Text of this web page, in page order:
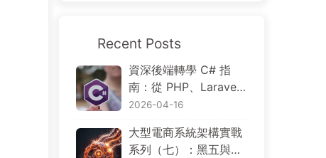
Recent Posts
資深後端轉學 C# 指
南：從 PHP、Larave
l、Go、Node.js 到 .NE
電商實戰
2026-04-16
大型電商系統架構實戰
系列（七）：黑五與大